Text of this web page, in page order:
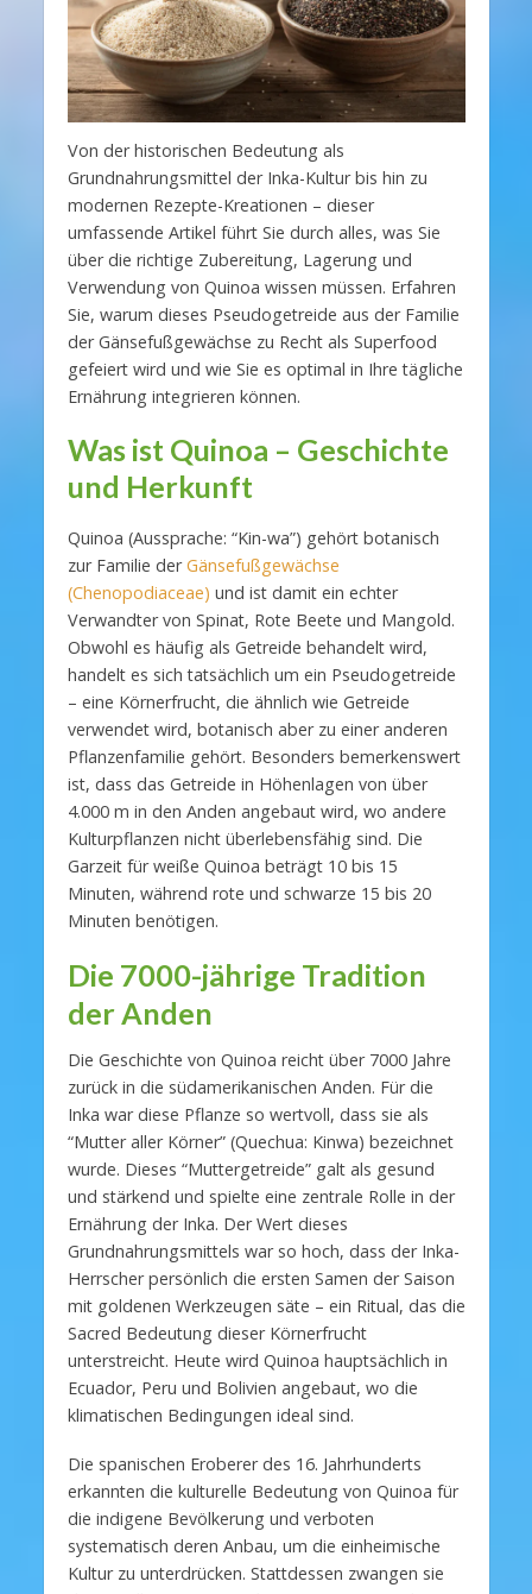
Von der historischen Bedeutung als
Grundnahrungsmittel der Inka-Kultur bis hin zu
modernen Rezepte-Kreationen – dieser
umfassende Artikel führt Sie durch alles, was Sie
über die richtige Zubereitung, Lagerung und
Verwendung von Quinoa wissen müssen. Erfahren
Sie, warum dieses Pseudogetreide aus der Familie
der Gänsefußgewächse zu Recht als Superfood
gefeiert wird und wie Sie es optimal in Ihre tägliche
Ernährung integrieren können.
Was ist Quinoa – Geschichte
und Herkunft
Quinoa (Aussprache: “Kin-wa”) gehört botanisch
zur Familie derGänsefußgewächse
(Chenopodiaceae) und ist damit ein echter
Verwandter von Spinat, Rote Beete und Mangold.
Obwohl es häufig als Getreide behandelt wird,
handelt es sich tatsächlich um ein Pseudogetreide
– eine Körnerfrucht, die ähnlich wie Getreide
verwendet wird, botanisch aber zu einer anderen
Pflanzenfamilie gehört. Besonders bemerkenswert
ist, dass das Getreide in Höhenlagen von über
4.000 m in den Anden angebaut wird, wo andere
Kulturpflanzen nicht überlebensfähig sind. Die
Garzeit für weiße Quinoa beträgt 10 bis 15
Minuten, während rote und schwarze 15 bis 20
Minuten benötigen.
Die 7000-jährige Tradition
der Anden
Die Geschichte von Quinoa reicht über 7000 Jahre
zurück in die südamerikanischen Anden. Für die
Inka war diese Pflanze so wertvoll, dass sie als
“Mutter aller Körner” (Quechua: Kinwa) bezeichnet
wurde. Dieses “Muttergetreide” galt als gesund
und stärkend und spielte eine zentrale Rolle in der
Ernährung der Inka. Der Wert dieses
Grundnahrungsmittels war so hoch, dass der Inka-
Herrscher persönlich die ersten Samen der Saison
mit goldenen Werkzeugen säte – ein Ritual, das die
Sacred Bedeutung dieser Körnerfrucht
unterstreicht. Heute wird Quinoa hauptsächlich in
Ecuador, Peru und Bolivien angebaut, wo die
klimatischen Bedingungen ideal sind.
Die spanischen Eroberer des 16. Jahrhunderts
erkannten die kulturelle Bedeutung von Quinoa für
die indigene Bevölkerung und verboten
systematisch deren Anbau, um die einheimische
Kultur zu unterdrücken. Stattdessen zwangen sie